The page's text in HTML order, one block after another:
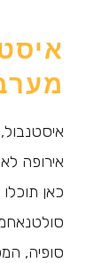
אירופה
כאן
סופיה,